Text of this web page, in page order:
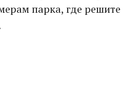
парка, где решите